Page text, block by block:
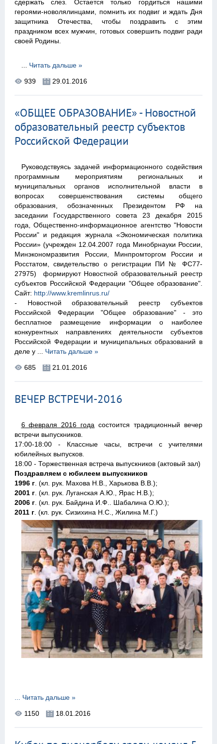
сдержать слез. Остается только гордиться нашими
героями-новолялинцами, помнить их подвиг и ждать Дня
защитника Отечества, чтобы поздравить с этим
праздником всех мужчин, готовых совершить подвиг ради
своей Родины.
... Читать дальше »
939 29.01.2016
«ОБЩЕЕ ОБРАЗОВАНИЕ» - Новостной
образовательный реестр субъектов
Российской Федерации
Руководствуясь задачей информационного содействия
программным мероприятиям региональных и
муниципальных органов исполнительной власти в
вопросах совершенствования системы общего
образования, обозначенных Президентом РФ на
заседании Государственного совета 23 декабря 2015
года, Общественно-информационное агентство "Новости
России" и редакция журнала «Экономическая политика
России» (учрежден 12.04.2007 года Минобрнауки России,
Минэкономразвития России, Минпромторгом России и
Росстатом, свидетельство о регистрации ПИ № ФС77-
27975) формируют Новостной образовательный реестр
субъектов Российской Федерации "Общее образование".
Сайт: http://www.kremlinrus.ru/
- Новостной образовательный реестр субъектов
Российской Федерации "Общее образование" - это
бесплатное размещение информации о наиболее
конкурентных направлениях деятельности субъектов
Российской Федерации и муниципальных образований в
деле у ... Читать дальше »
685 21.01.2016
ВЕЧЕР ВСТРЕЧИ-2016
6 февраля 2016 года состоится традиционный вечер
встречи выпускников.
17:00-18:00 - Классные часы, встречи с учителями
юбилейных выпусков.
18:00 - Торжественная встреча выпускников (актовый зал)
Поздравляем с юбилеем выпускников
1996 г. (кл. рук. Махова Н.В., Харькова В.В.);
2001 г. (кл. рук. Луганская А.Ю., Ярас Н.В.);
2006 г. (кл. рук. Байдина И.Ф.. Шабалина О.Ю.);
2011 г. (кл. рук. Сизихина Н.С., Жилина М.Г.)
... Читать дальше »
1150 18.01.2016